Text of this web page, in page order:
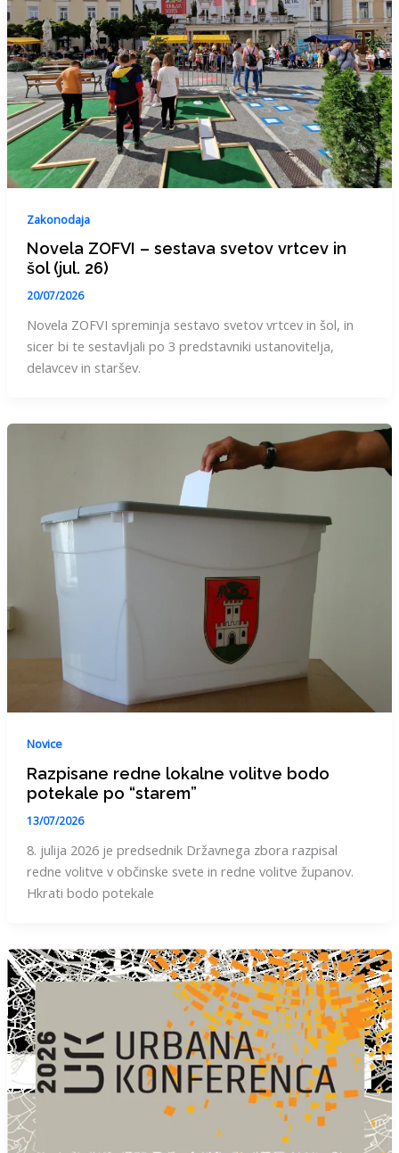
Zakonodaja
Novela ZOFVI – sestava svetov vrtcev in
šol (jul. 26)
20/07/2026
Novela ZOFVI spreminja sestavo svetov vrtcev in šol, in
sicer bi te sestavljali po 3 predstavniki ustanovitelja,
delavcev in staršev.
Novice
Razpisane redne lokalne volitve bodo
potekale po “starem”
13/07/2026
8. julija 2026 je predsednik Državnega zbora razpisal
redne volitve v občinske svete in redne volitve županov.
Hkrati bodo potekale